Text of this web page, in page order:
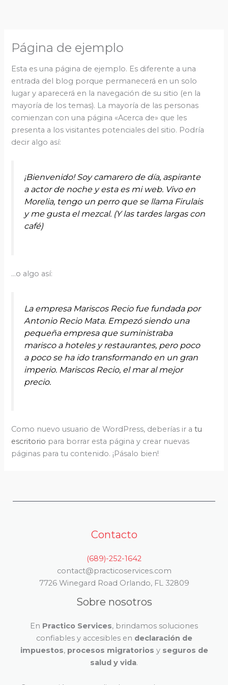
Página de ejemplo
Esta es una página de ejemplo. Es diferente a una
entrada del blog porque permanecerá en un solo
lugar y aparecerá en la navegación de su sitio (en la
mayoría de los temas). La mayoría de las personas
comienzan con una página «Acerca de» que les
presenta a los visitantes potenciales del sitio. Podría
decir algo así:
¡Bienvenido! Soy camarero de día, aspirante
a actor de noche y esta es mi web. Vivo en
Morelia, tengo un perro que se llama Firulais
y me gusta el mezcal. (Y las tardes largas con
café)
…o algo así:
La empresa Mariscos Recio fue fundada por
Antonio Recio Mata. Empezó siendo una
pequeña empresa que suministraba
marisco a hoteles y restaurantes, pero poco
a poco se ha ido transformando en un gran
imperio. Mariscos Recio, el mar al mejor
precio.
Como nuevo usuario de WordPress, deberías ir atu
escritorio para borrar esta página y crear nuevas
páginas para tu contenido. ¡Pásalo bien!
Contacto
(689)-252-1642
contact@practicoservices.com
7726 Winegard Road Orlando, FL 32809
Sobre nosotros
En Practico Services, brindamos soluciones
confiables y accesibles en declaración de
impuestos, procesos migratorios y seguros de
salud y vida.